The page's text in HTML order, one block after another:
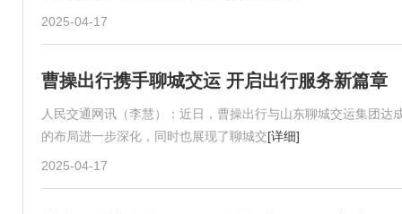
2025-04-17
曹操出行携手聊城交运 开启出行服务新篇章
人民交通网讯（李慧）：近日，曹操出行与山东聊城交运集团
的布局进一步深化，同时也展现了聊城交[详细]
2025-04-17